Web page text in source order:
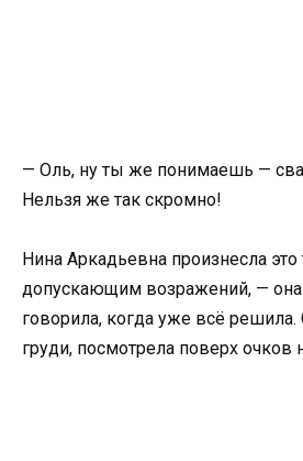
— Оль, ну ты же понимаешь —
Нельзя же так скромно!
Нина Аркадьевна произнесла
допускающим возражений, — она
говорила, когда уже всё
груди, посмотрела поверх очков